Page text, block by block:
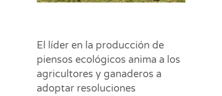
El líder en la producción de
piensos ecológicos anima a los
agricultores y ganaderos a
adoptar resoluciones